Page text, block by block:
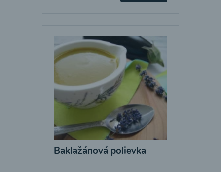
Baklažánová polievka